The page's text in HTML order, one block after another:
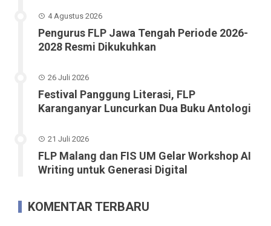
4 Agustus 2026
Pengurus FLP Jawa Tengah Periode 2026-
2028 Resmi Dikukuhkan
26 Juli 2026
Festival Panggung Literasi, FLP
Karanganyar Luncurkan Dua Buku Antologi
21 Juli 2026
FLP Malang dan FIS UM Gelar Workshop AI
Writing untuk Generasi Digital
KOMENTAR TERBARU